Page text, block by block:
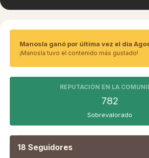
Manosla ganó por última vez el día
¡Manosla tuvo el contenido más gustado!
REPUTACIÓN EN LA
782
Sobrevalorado
18 Seguidores